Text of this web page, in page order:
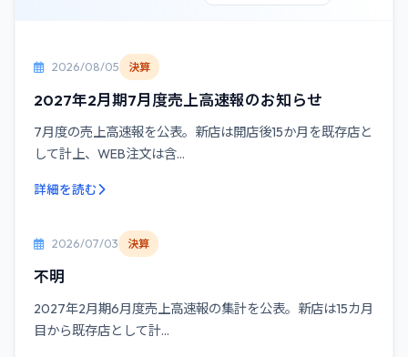
2026/08/05 決算
2027年2月期7月度売上高速報のお知らせ
7月度の売上高速報を公表。新店は開店後15か月を既存店と
して計上、WEB注文は含...
詳細を読む
2026/07/03 決算
不明
2027年2月期6月度売上高速報の集計を公表。新店は15カ月
目から既存店として計...